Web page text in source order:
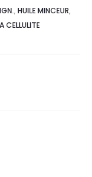
, HUILE MINCEUR,
CELLULITE